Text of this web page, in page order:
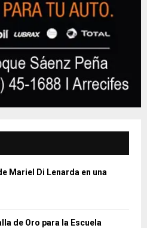
Mariel Di Lenarda en una
de Oro para la Escuela